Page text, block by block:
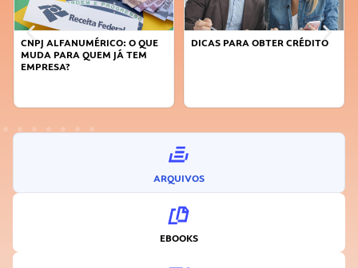
O QUE
QUEM JÁ TEM
DICAS PARA OBTER CRÉDITO
FAÇA A
ARQUIVOS
EBOOKS